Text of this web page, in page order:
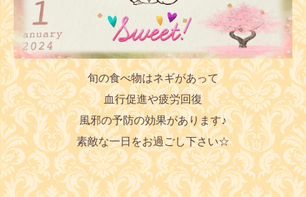
旬の食べ物はネギがあって
血行促進や疲労回復
風邪の予防の効果があります♪
素敵な一日をお過ごし下さい☆